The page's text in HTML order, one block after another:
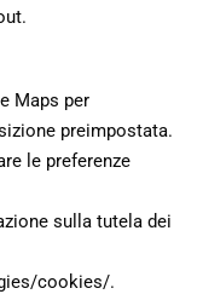
Maps per
preimpostata.
le preferenze
sulla tutela dei
cookies/.